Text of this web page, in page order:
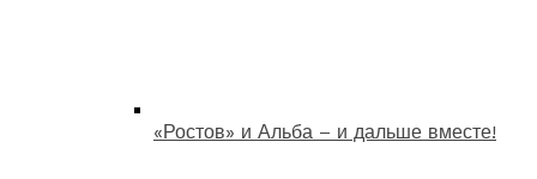
«Ростов» и Альба – и дальше вместе!